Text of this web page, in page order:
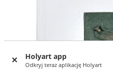
Holyart app
Odkryj teraz aplikację Holyart